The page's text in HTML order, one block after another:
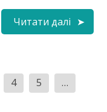
Читати далі
4 5
…